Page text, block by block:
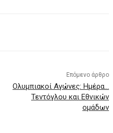
Επόμενο άρθρο
Ολυμπιακοί Αγώνες: Ημέρα…
Τεντόγλου και Εθνικών
ομάδων